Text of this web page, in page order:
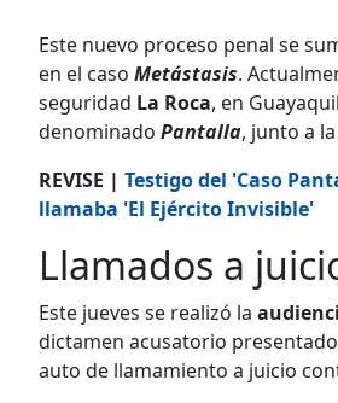
Este nuevo proceso penal se
en el caso Metástasis.
seguridad La Roca, en
denominado Pantalla, junto a
REVISE | Testigo del 'Caso
llamaba 'El Ejército Invisible'
Llamados a
Este jueves se realizó la
dictamen acusatorio
auto de llamamiento a juicio